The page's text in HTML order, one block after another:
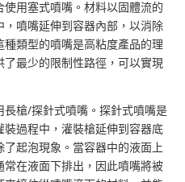
用塞式噴嘴。材料以固體流的
噴嘴延伸到容器內部，以消除
類型的噴嘴是高粘度產品的理
最少的限制性路徑，可以實現
槍/探針式噴嘴。探針式噴嘴是
過程中，灌裝槍延伸到容器底
起泡現象。當容器中的液面上
在液面下排出，因此噴嘴將被